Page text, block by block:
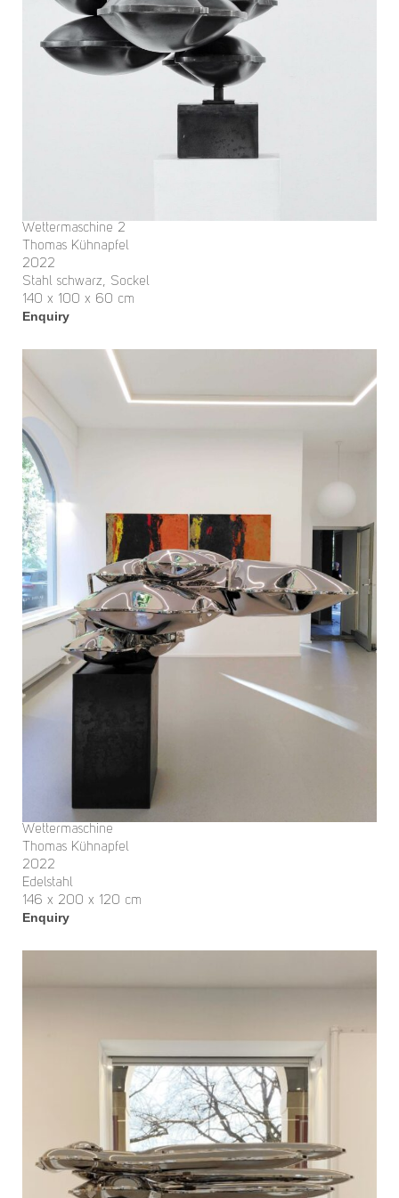
Wettermaschine 2
Thomas Kühnapfel
2022
Stahl schwarz, Sockel
140 x 100 x 60 cm
Enquiry
Wettermaschine
Thomas Kühnapfel
2022
Edelstahl
146 x 200 x 120 cm
Enquiry